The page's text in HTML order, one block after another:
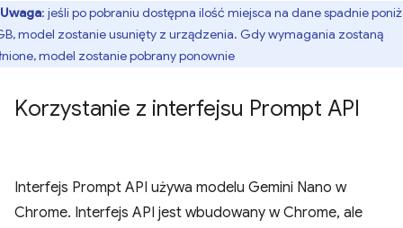
Uwaga: jeśli po pobraniu dostępna ilość miejsca na dane spadnie
model zostanie usunięty z urządzenia. Gdy wymagania zostaną
model zostanie pobrany ponownie
Korzystanie z interfejsu Prompt API
Interfejs Prompt API używa modelu Gemini Nano w
Chrome. Interfejs API jest wbudowany w Chrome, ale